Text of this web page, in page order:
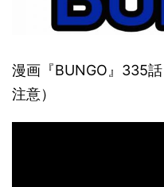
漫画『BUNGO』335
注意）